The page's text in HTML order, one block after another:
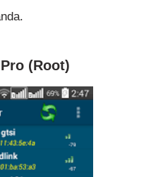
(Root)